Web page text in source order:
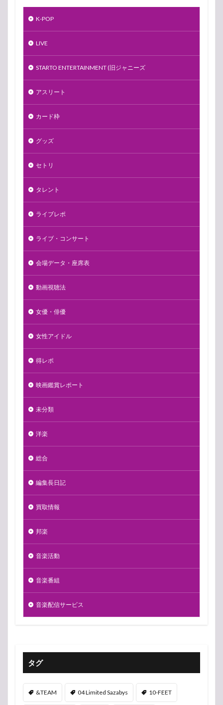
K-POP
LIVE
STARTO ENTERTAINMENT (旧ジャニーズ
アスリート
カード枠
グッズ
セトリ
タレント
ライブレポ
ライブ・コンサート
会場データ・座席表
動画視聴法
女優・俳優
女性アイドル
得レポ
映画鑑賞レポート
未分類
洋楽
総合
編集長日記
買取情報
邦楽
音楽活動
音楽番組
音楽配信サービス
タグ
&TEAM 04 Limited Sazabys 10-FEET